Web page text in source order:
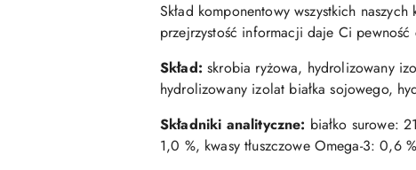
Skład komponentowy wszystkich
przejrzystość informacji daje Ci pewność
Skład: skrobia ryżowa, hydrolizowany
hydrolizowany izolat białka sojowego,
Składniki analityczne: białko surowe:
1,0 %, kwasy tłuszczowe Omega-3: